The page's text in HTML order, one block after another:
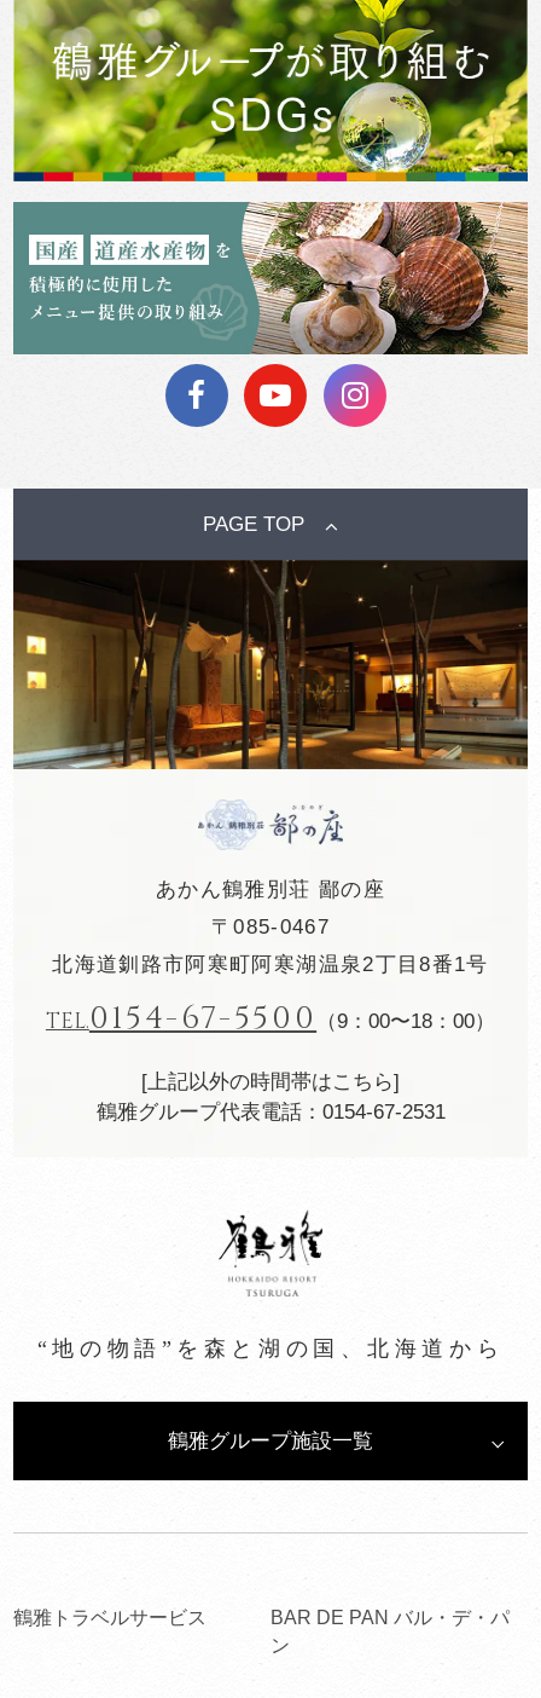
PAGE TOP
あかん鶴雅別荘 鄙の座
〒085-0467
北海道釧路市阿寒町阿寒湖温泉2丁目8番1号
TEL.0154-67-5500 （9：00〜18：00）
[上記以外の時間帯はこちら]
鶴雅グループ代表電話：0154-67-2531
“地の物語”を森と湖の国、北海道から
鶴雅グループ施設一覧
鶴雅トラベルサービス
BAR DE PAN バル・デ・パ
ン